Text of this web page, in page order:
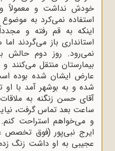
خودش نداشت و معمولاً
استفاده نمی‌کرد به
اینکه به قم رفته و
استانداری باز می‌گردند
نمی‌رود. روز دوم حالش
بیمارستان منتقل
عارض ایشان شده بوده
شده و به بوشهر آمد با او
آقای حسن زنگنه به
ساعت بعد تماس گرفت،
و می‌خواهم استراحت
ایرج نبی‌پور (فوق تخصص
عجیبی به او داشت زنگ